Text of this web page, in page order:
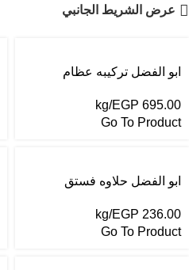
عرض الشريط الجانبي
ابو الفضل تركيبه عظام
EGP 695.00
/kg
Go To Product
ابو الفضل حلاوه فستق
EGP 236.00
/kg
Go To Product